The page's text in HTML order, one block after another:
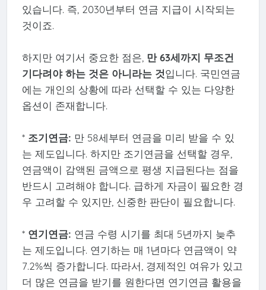
있습니다. 즉, 2030년부터 연금 지급이 시작되는
것이죠.
하지만 여기서 중요한 점은, 만 63세까지 무조건
기다려야 하는 것은 아니라는 것입니다. 국민연금
에는 개인의 상황에 따라 선택할 수 있는 다양한
옵션이 존재합니다.
* 조기연금: 만 58세부터 연금을 미리 받을 수 있
는 제도입니다. 하지만 조기연금을 선택할 경우,
연금액이 감액된 금액으로 평생 지급된다는 점을
반드시 고려해야 합니다. 급하게 자금이 필요한 경
우 고려할 수 있지만, 신중한 판단이 필요합니다.
* 연기연금: 연금 수령 시기를 최대 5년까지 늦추
는 제도입니다. 연기하는 매 1년마다 연금액이 약
7.2%씩 증가합니다. 따라서, 경제적인 여유가 있고
더 많은 연금을 받기를 원한다면 연기연금 활용을